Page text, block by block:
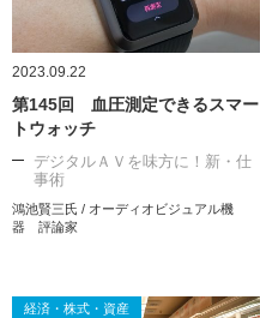
2023.09.22
第145回 血圧測定できるスマー
トウォッチ
デジタルＡＶを味方に！新・仕
事術
鴻池賢三氏 / オーディオビジュアル機
器 評論家
経済・株式・資産